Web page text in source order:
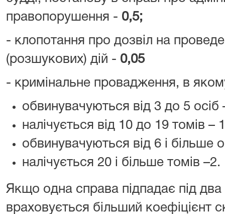
правопорушення - 0,5;
- клопотання про дозвіл на
(розшукових) дій - 0,05
- кримінальне провадження, в
обвинувачуються від 3 до 5 осіб
налічується від 10 до 19 томів –
обвинувачуються від 6 і більше
налічується 20 і більше томів –2.
Якщо одна справа підпадає під два
враховується більший коефіцієнт